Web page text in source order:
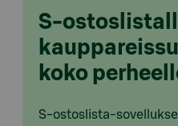
S-
koko
S-ostoslista-